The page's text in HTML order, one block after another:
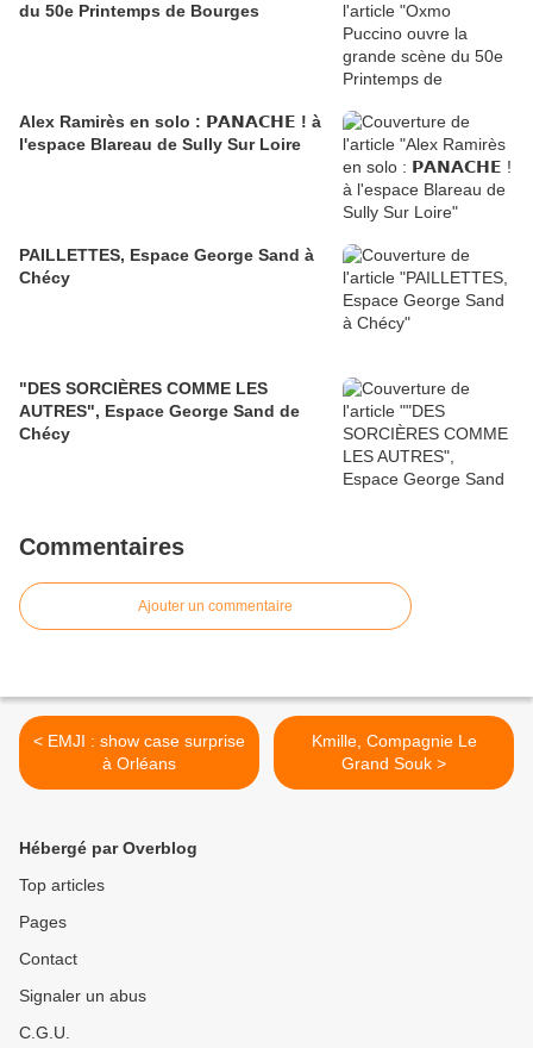
du 50e Printemps de Bourges
Alex Ramirès en solo : 𝗣𝗔𝗡𝗔𝗖𝗛𝗘 ! à
l'espace Blareau de Sully Sur Loire
PAILLETTES, Espace George Sand à
Chécy
"DES SORCIÈRES COMME LES
AUTRES", Espace George Sand de
Chécy
Commentaires
Ajouter un commentaire
< EMJI : show case surprise
à Orléans
Kmille, Compagnie Le
Grand Souk >
Hébergé par Overblog
Top articles
Pages
Contact
Signaler un abus
C.G.U.